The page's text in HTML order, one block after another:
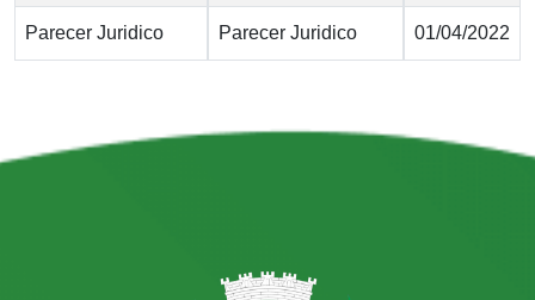
Parecer Juridico Parecer Juridico 01/04/2022